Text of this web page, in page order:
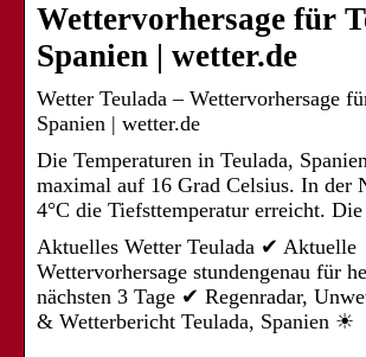
Wettervorhersage für
Spanien | wetter.de
Wetter Teulada – Wettervorhersage
Spanien | wetter.de
Die Temperaturen in Teulada,
maximal auf 16 Grad Celsius. In der
4°C die Tiefsttemperatur erreicht.
Aktuelles Wetter Teulada ✔ Aktuelle
Wettervorhersage stundengenau für
nächsten 3 Tage ✔ Regenradar,
& Wetterbericht Teulada, Spanien ☀